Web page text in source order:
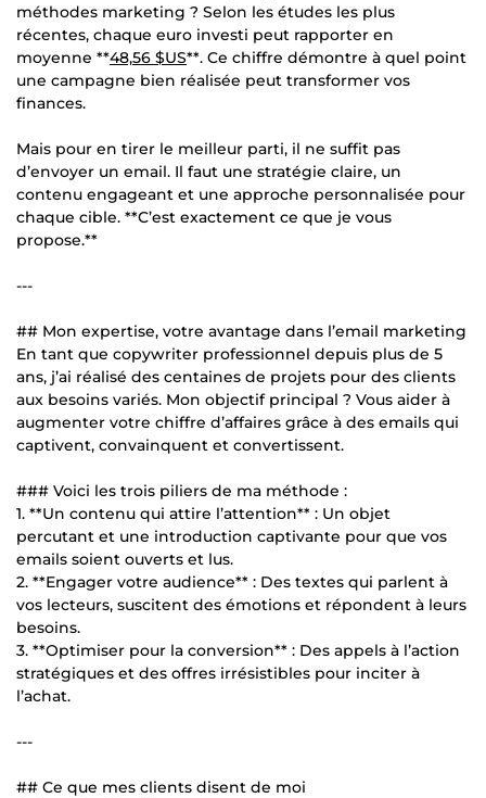
méthodes marketing ? Selon les études les plus
récentes, chaque euro investi peut rapporter en
moyenne **48,56 $US**. Ce chiffre démontre à quel point
une campagne bien réalisée peut transformer vos
finances.
Mais pour en tirer le meilleur parti, il ne suffit pas
d’envoyer un email. Il faut une stratégie claire, un
contenu engageant et une approche personnalisée pour
chaque cible. **C’est exactement ce que je vous
propose.**
---
## Mon expertise, votre avantage dans l’email marketing
En tant que copywriter professionnel depuis plus de 5
ans, j’ai réalisé des centaines de projets pour des clients
aux besoins variés. Mon objectif principal ? Vous aider à
augmenter votre chiffre d’affaires grâce à des emails qui
captivent, convainquent et convertissent.
### Voici les trois piliers de ma méthode :
1. **Un contenu qui attire l’attention** : Un objet
percutant et une introduction captivante pour que vos
emails soient ouverts et lus.
2. **Engager votre audience** : Des textes qui parlent à
vos lecteurs, suscitent des émotions et répondent à leurs
besoins.
3. **Optimiser pour la conversion** : Des appels à l’action
stratégiques et des offres irrésistibles pour inciter à
l’achat.
---
## Ce que mes clients disent de moi